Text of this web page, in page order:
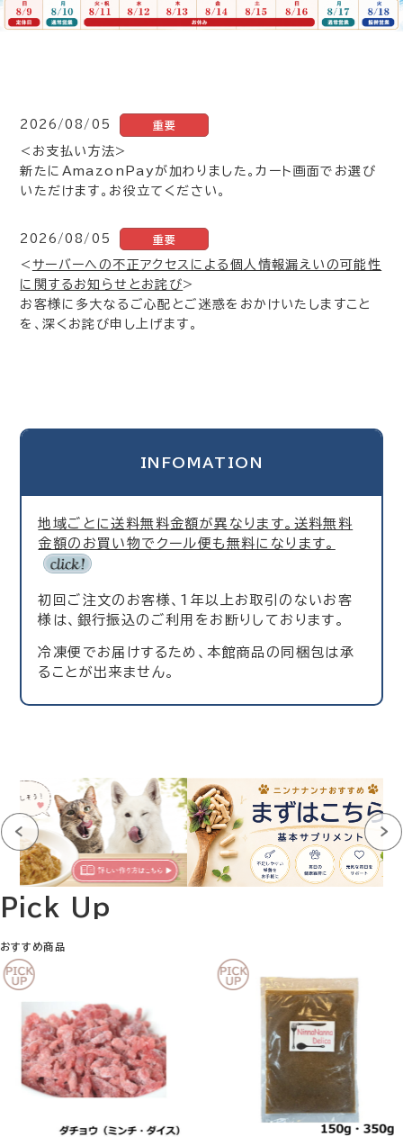
2026/08/05 重要
<お支払い方法>
新たにAmazonPayが加わりました。カート画面でお選び
いただけます。お役立てください。
2026/08/05 重要
< サーバーへの不正アクセスによる個人情報漏えいの可能性
に関するお知らせとお詫び>
お客様に多大なるご心配とご迷惑をおかけいたしますこと
を、深くお詫び申し上げます。
INFOMATION
地域ごとに送料無料金額が異なります。送料無料
金額のお買い物でクール便も無料になります。
初回ご注文のお客様、1年以上お取引のないお客
様は、銀行振込のご利用をお断りしております。
冷凍便でお届けするため、本館商品の同梱包は承
ることが出来ません。
おすすめ商品